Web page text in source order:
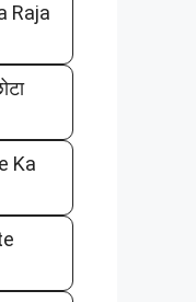
Raja
Ka